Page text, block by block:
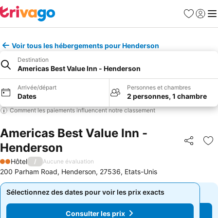
Favoris
Se
Voir tous les hébergements pour Henderson
Destination
Americas Best Value Inn - Henderson
Arrivée/départ
Dates
Personnes et chambres
2 personnes, 1 chambre
Comment les paiements influencent notre classement
Americas Best Value Inn -
Henderson
Partager
2 Étoiles
Hôtel / Aucune évaluation
200 Parham Road, Henderson, 27536, Etats-Unis
Sélectionnez des dates pour voir les prix exacts
Consulter les prix
Sélectionnez des dates pour voir les prix exacts
Consulter les prix